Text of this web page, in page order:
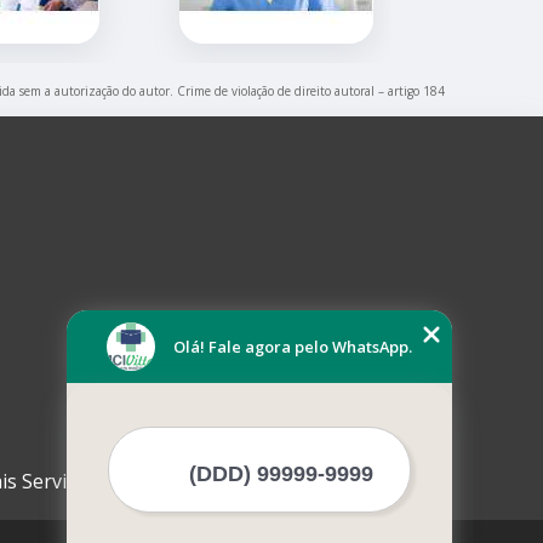
sem a autorização do autor. Crime de violação de direito autoral – artigo 184
Serviços
Olá! Fale agora pelo WhatsApp.